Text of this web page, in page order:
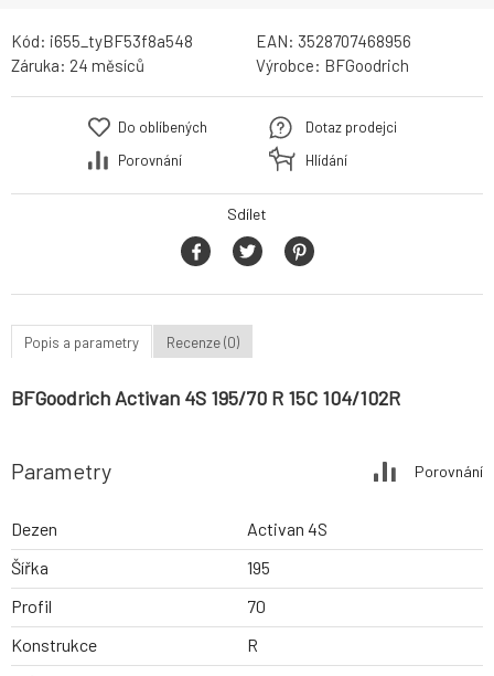
Kód: i655_tyBF53f8a548 EAN: 3528707468956
Záruka: 24 měsíců Výrobce: BFGoodrich
Do oblíbených
Porovnání
Dotaz prodejci
Hlídání
Sdílet
Popis a parametry Recenze (0)
BFGoodrich Activan 4S 195/70 R 15C 104/102R
Parametry Porovnání
Dezen
Activan 4S
Šířka
195
Profil
70
Konstrukce
R